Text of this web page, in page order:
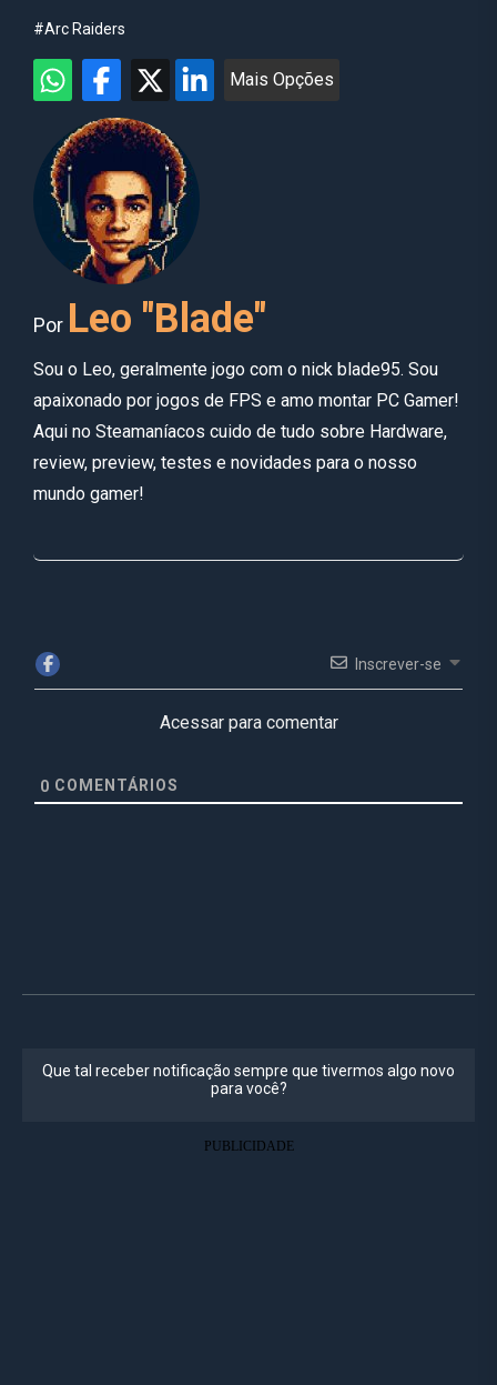
#Arc Raiders
Mais Opções
Por Leo "Blade"
Sou o Leo, geralmente jogo com o nick blade95. Sou
apaixonado por jogos de FPS e amo montar PC Gamer!
Aqui no Steamaníacos cuido de tudo sobre Hardware,
review, preview, testes e novidades para o nosso
mundo gamer!
Inscrever-se
Acessar para comentar
0 COMENTÁRIOS